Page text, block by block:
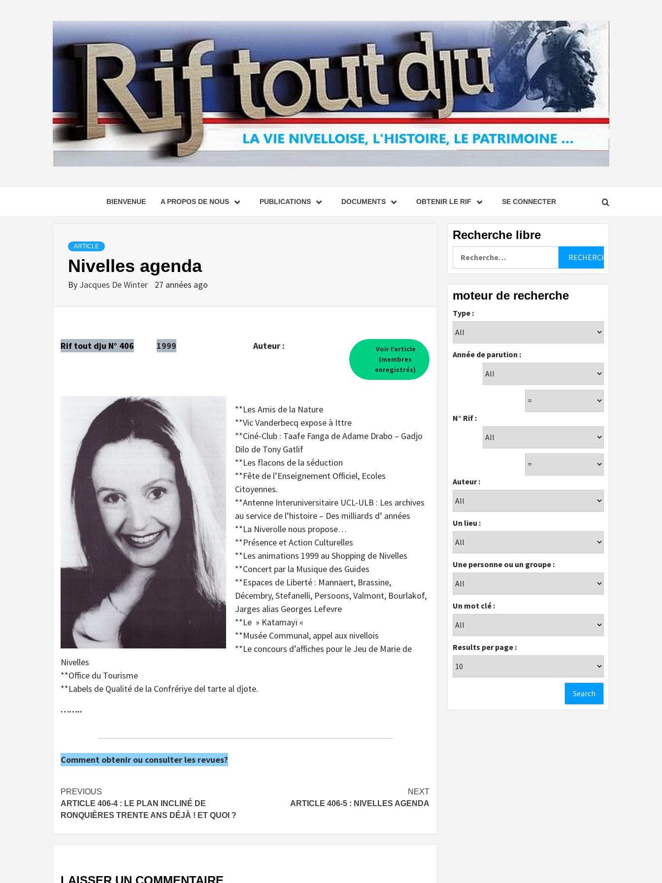
BIENVENUE A PROPOS DE NOUS PUBLICATIONS DOCUMENTS OBTENIR LE RIF SE CONNECTER
ARTICLE
Nivelles agenda
By Jacques De Winter 27 années ago
Rif tout dju N° 406 1999 Auteur :
Voir l’article
(membres
enregistrés)
**Les Amis de la Nature
**Vic Vanderbecq expose à Ittre
**Ciné-Club : Taafe Fanga de Adame Drabo – Gadjo
Dilo de Tony Gatlif
**Les flacons de la séduction
**Fête de l’Enseignement Officiel, Ecoles
Citoyennes.
**Antenne Interuniversitaire UCL-ULB : Les archives
au service de l’histoire – Des milliards d’ années
**La Niverolle nous propose…
**Présence et Action Culturelles
**Les animations 1999 au Shopping de Nivelles
**Concert par la Musique des Guides
**Espaces de Liberté : Mannaert, Brassine,
Décembry, Stefanelli, Persoons, Valmont, Bourlakof,
Jarges alias Georges Lefevre
**Le » Katamayï «
**Musée Communal, appel aux nivellois
**Le concours d’affiches pour le Jeu de Marie de
Nivelles
**Office du Tourisme
**Labels de Qualité de la Confrériye del tarte al djote.
……..
Comment obtenir ou consulter les revues?
Post
navigation
PREVIOUS
ARTICLE 406-4 : LE PLAN INCLINÉ DE
RONQUIÈRES TRENTE ANS DÉJÀ ! ET QUOI ?
NEXT
ARTICLE 406-5 : NIVELLES AGENDA
LAISSER UN COMMENTAIRE
Recherche libre
moteur de recherche
Type :
Année de parution :
N° Rif :
Auteur :
Un lieu :
Une personne ou un groupe :
Un mot clé :
Results per page :